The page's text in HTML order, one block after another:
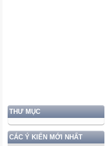
THƯ MỤC
CÁC Ý KIẾN MỚI NHẤT